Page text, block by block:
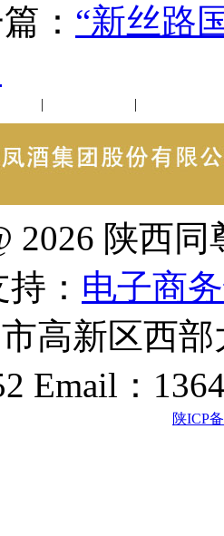
“新丝路
| |
2026 陕西
： 电子商
高新区西
Email：
陕ICP